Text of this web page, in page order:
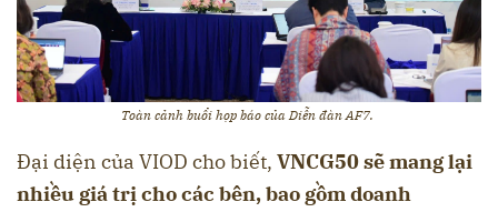
Toàn cảnh buổi họp báo của Diễn đàn AF7.
Đại diện của VIOD cho biết, VNCG50 sẽ mang lại
nhiều giá trị cho các bên, bao gồm doanh